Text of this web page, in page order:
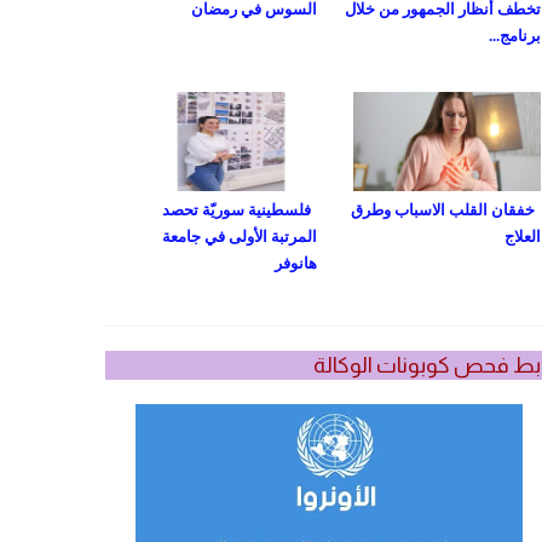
السوس في رمضان
تخطف أنظار الجمهور من خلال
برنامج...
فلسطينية سوريّة تحصد
المرتبة الأولى في جامعة
هانوفر
خفقان القلب الاسباب وطرق
العلاج
فحص كوبونات الوكالة